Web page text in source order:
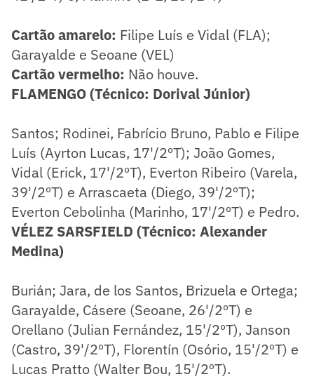
Cartão amarelo: Filipe Luís e Vidal (FLA);
Garayalde e Seoane (VEL)
Cartão vermelho: Não houve.
FLAMENGO (Técnico: Dorival Júnior)
Santos; Rodinei, Fabrício Bruno, Pablo e Filipe
Luís (Ayrton Lucas, 17'/2ºT); João Gomes,
Vidal (Erick, 17'/2ºT), Everton Ribeiro (Varela,
39'/2ºT) e Arrascaeta (Diego, 39'/2ºT);
Everton Cebolinha (Marinho, 17'/2ºT) e Pedro.
VÉLEZ SARSFIELD (Técnico: Alexander
Medina)
Burián; Jara, de los Santos, Brizuela e Ortega;
Garayalde, Cásere (Seoane, 26'/2ºT) e
Orellano (Julian Fernández, 15'/2ºT), Janson
(Castro, 39'/2ºT), Florentín (Osório, 15'/2ºT) e
Lucas Pratto (Walter Bou, 15'/2ºT).